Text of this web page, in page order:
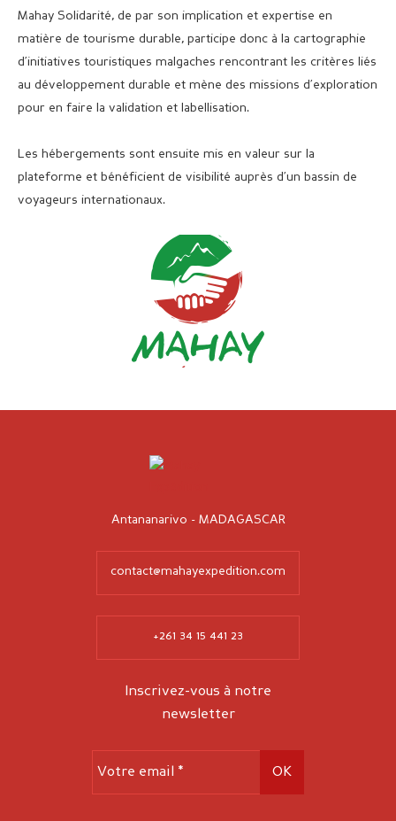
Mahay Solidarité, de par son implication et expertise en
matière de tourisme durable, participe donc à la cartographie
d’initiatives touristiques malgaches rencontrant les critères liés
au développement durable et mène des missions d’exploration
pour en faire la validation et labellisation.
Les hébergements sont ensuite mis en valeur sur la
plateforme et bénéficient de visibilité auprès d’un bassin de
voyageurs internationaux.
Antananarivo - MADAGASCAR
contact@mahayexpedition.com
+261 34 15 441 23
Inscrivez-vous à notre
newsletter